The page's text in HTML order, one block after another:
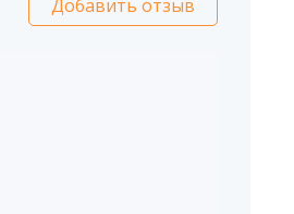
Добавить отзыв